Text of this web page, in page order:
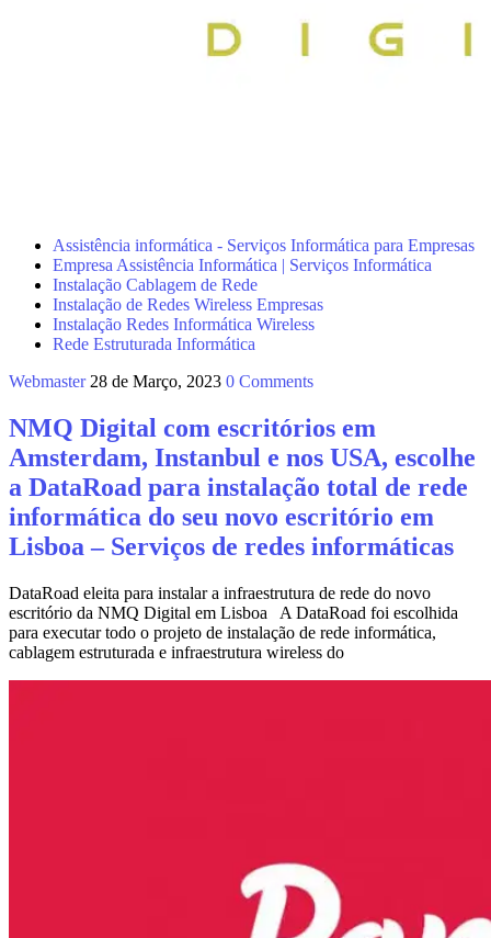
Assistência informática - Serviços Informática para Empresas
Empresa Assistência Informática | Serviços Informática
Instalação Cablagem de Rede
Instalação de Redes Wireless Empresas
Instalação Redes Informática Wireless
Rede Estruturada Informática
Webmaster 28 de Março, 2023 0 Comments
NMQ Digital com escritórios em
Amsterdam, Instanbul e nos USA, escolhe
a DataRoad para instalação total de rede
informática do seu novo escritório em
Lisboa – Serviços de redes informáticas
DataRoad eleita para instalar a infraestrutura de rede do novo
escritório da NMQ Digital em Lisboa A DataRoad foi escolhida
para executar todo o projeto de instalação de rede informática,
cablagem estruturada e infraestrutura wireless do